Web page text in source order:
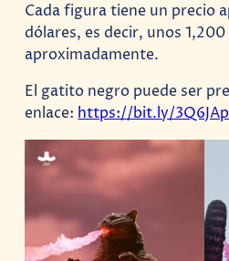
Cada figura tiene un precio
dólares, es decir, unos
aproximadamente.
El gatito negro puede ser
enlace: https://bit.ly/